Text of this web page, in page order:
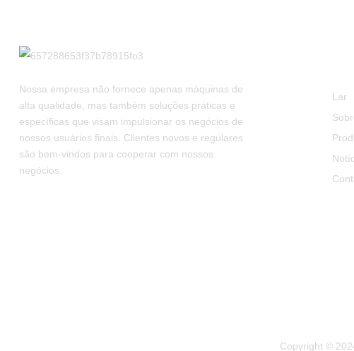
Nossa empresa não fornece apenas máquinas de
alta qualidade, mas também soluções práticas e
específicas que visam impulsionar os negócios de
nossos usuários finais. Clientes novos e regulares
são bem-vindos para cooperar com nossos
negócios.
Lar
Copyright ©